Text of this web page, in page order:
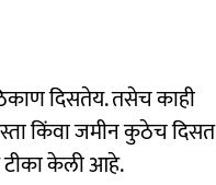
दिसतेय. तसेच काही
किंवा जमीन कुठेच दिसत
टीका केली आहे.